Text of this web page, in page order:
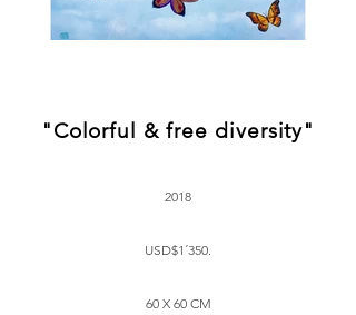
"Colorful & free diversity"
2018
USD$1´350.
60 X 60 CM